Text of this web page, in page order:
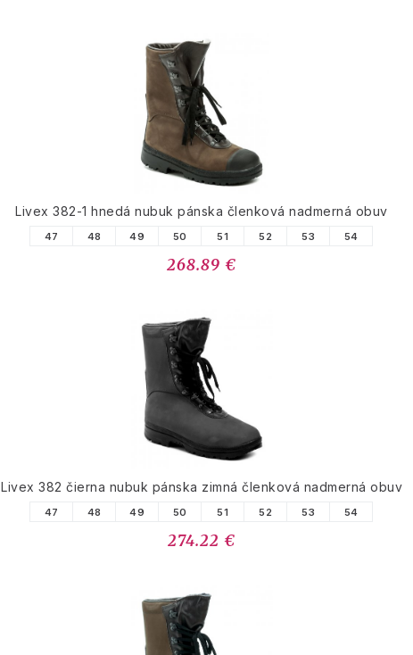
Livex 382-1 hnedá nubuk pánska členková nadmerná obuv
47 48 49 50 51 52 53 54
268.89 €
Livex 382 čierna nubuk pánska zimná členková nadmerná obuv
47 48 49 50 51 52 53 54
274.22 €